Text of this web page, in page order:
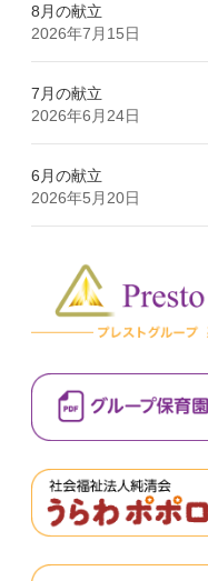
8月の献立
2026年7月15日
7月の献立
2026年6月24日
6月の献立
2026年5月20日